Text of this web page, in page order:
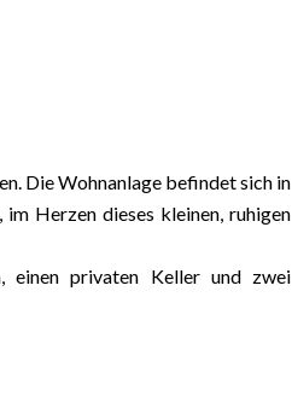
Die Wohnanlage befindet sich in
Herzen dieses kleinen, ruhigen
einen privaten Keller und zwei